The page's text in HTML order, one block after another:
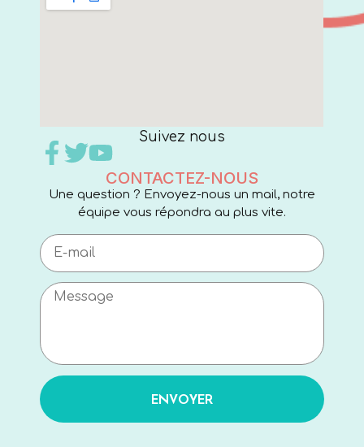
Suivez nous
CONTACTEZ-NOUS
Une question ? Envoyez-nous un mail, notre
équipe vous répondra au plus vite.
ENVOYER